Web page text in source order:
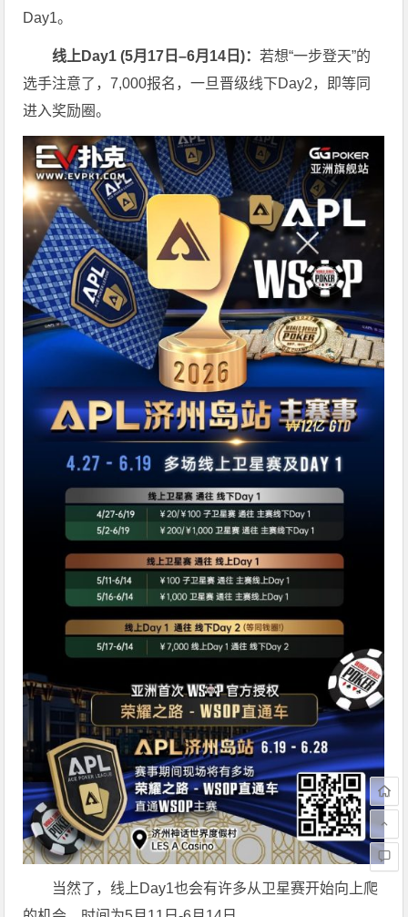
Day1。
线上 Day1 (5月 17 日–6月 14 日)：若想“一步登天”的
选手注意了，7,000报名，一旦晋级线下Day2，即等同
进入奖励圈。
当然了，线上Day1也会有许多从卫星赛开始向上爬